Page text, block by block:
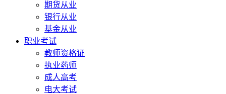
期货从业
银行从业
基金从业
职业考试
教师资格证
执业药师
成人高考
电大考试